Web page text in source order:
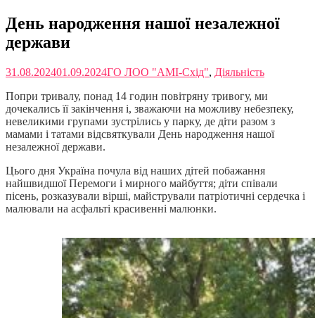
День народження нашої незалежної
держави
31.08.202401.09.2024ГО ЛОО "АМІ-Схід", Діяльність
Попри тривалу, понад 14 годин повітряну тривогу, ми
дочекались її закінчення і, зважаючи на можливу небезпеку,
невеликими групами зустрілись у парку, де діти разом з
мамами і татами відсвяткували День народження нашої
незалежної держави.
Цього дня Україна почула від наших дітей побажання
найшвидшої Перемоги і мирного майбуття; діти співали
пісень, розказували вірші, майстрували патріотичні сердечка і
малювали на асфальті красивенні малюнки.